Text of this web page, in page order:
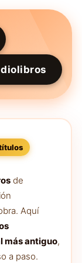
de
Aquí
más antiguo,
a paso.